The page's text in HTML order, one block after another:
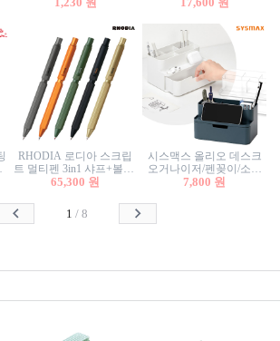
RHODIA 로디아 스크립
트 멀티펜 3in1 샤프+볼펜/
무광택 알루미늄 육각배
65,300 원
시스맥스 올리오 데스크
오거나이저/펜꽂이/소품
꽂이/소품함/정리함/수납
7,800 원
1 / 8